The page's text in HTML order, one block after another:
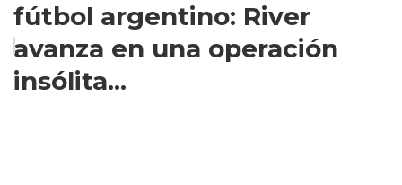
fútbol argentino: River
avanza en una operación
insólita...